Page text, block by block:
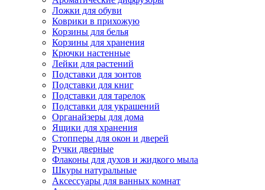
Ложки для обуви
Коврики в прихожую
Корзины для белья
Корзины для хранения
Крючки настенные
Лейки для растений
Подставки для зонтов
Подставки для книг
Подставки для тарелок
Подставки для украшений
Органайзеры для дома
Ящики для хранения
Стопперы для окон и дверей
Ручки дверные
Флаконы для духов и жидкого мыла
Шкуры натуральные
Аксессуары для ванных комнат